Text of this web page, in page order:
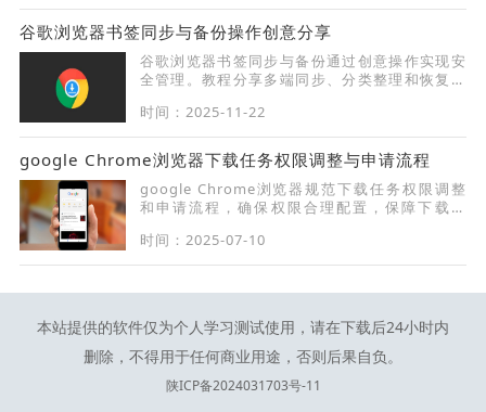
谷歌浏览器书签同步与备份操作创意分享
谷歌浏览器书签同步与备份通过创意操作实现安
全管理。教程分享多端同步、分类整理和恢复技
时间：2025-11-22
google Chrome浏览器下载任务权限调整与申请流程
google Chrome浏览器规范下载任务权限调整
和申请流程，确保权限合理配置，保障下载安
时间：2025-07-10
本站提供的软件仅为个人学习测试使用，请在下载后24小时内
删除，不得用于任何商业用途，否则后果自负。
陕ICP备2024031703号-11